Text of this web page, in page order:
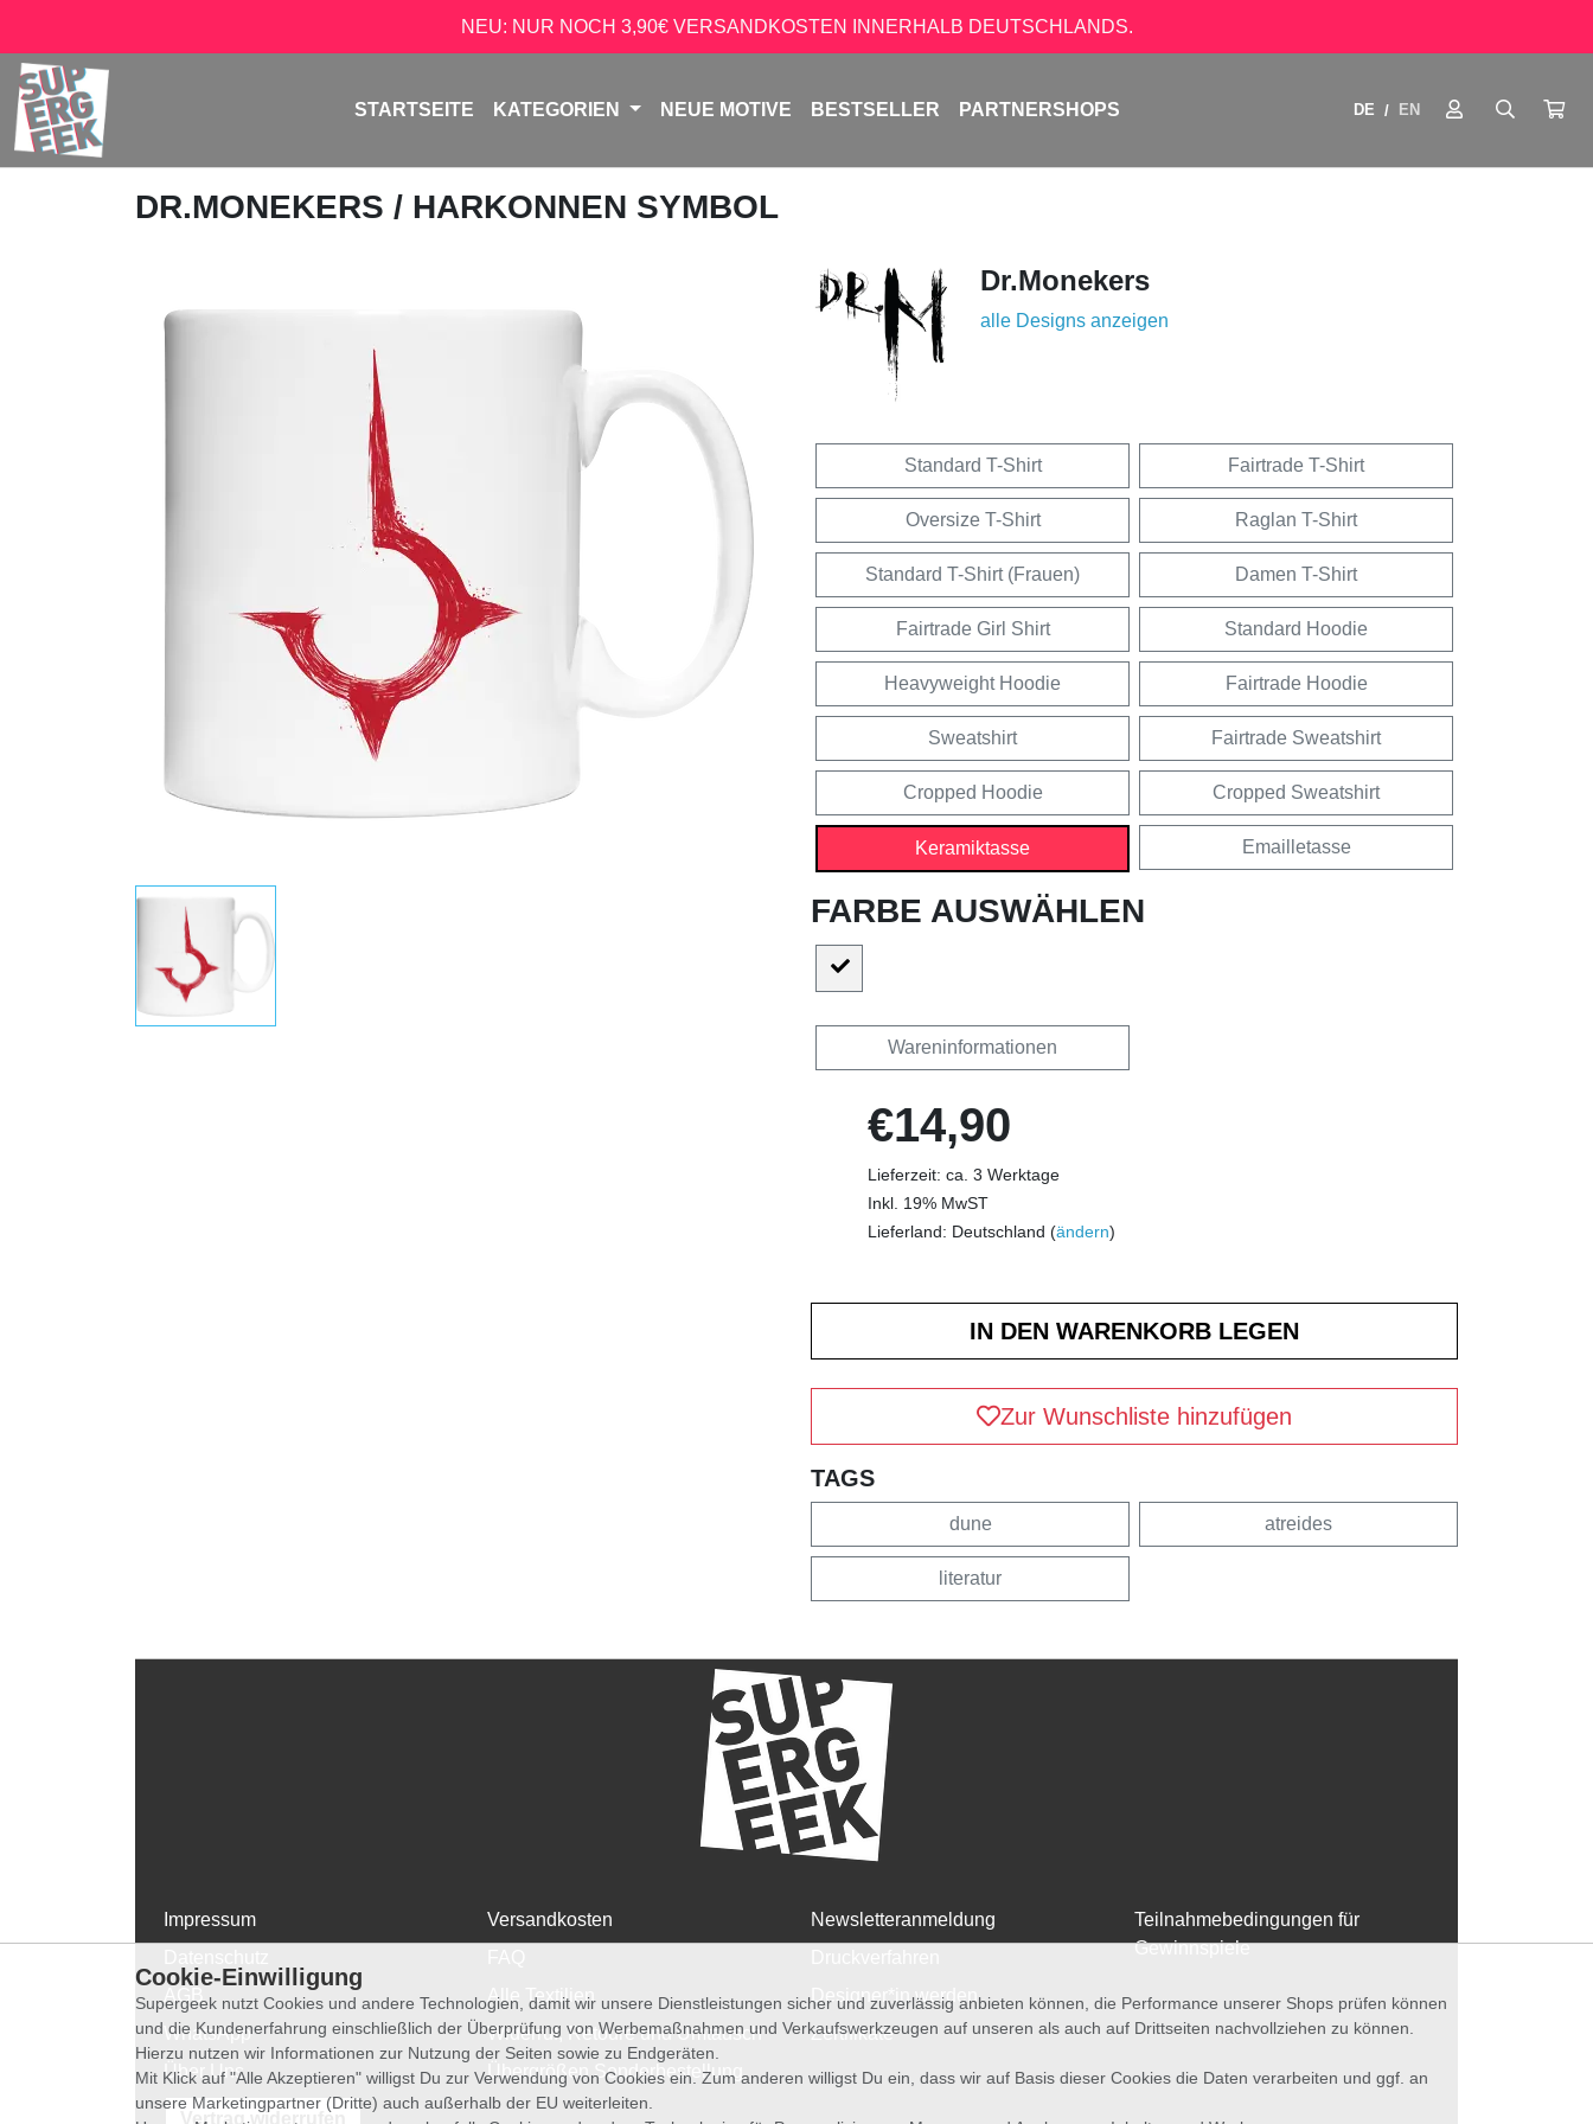
NEU: NUR NOCH 3,90€ VERSANDKOSTEN INNERHALB DEUTSCHLANDS.
STARTSEITE KATEGORIEN NEUE MOTIVE BESTSELLER PARTNERSHOPS DE / EN
DR.MONEKERS / HARKONNEN SYMBOL
Dr.Monekers
alle Designs anzeigen
Standard T-Shirt Fairtrade T-Shirt
Oversize T-Shirt Raglan T-Shirt
Standard T-Shirt (Frauen) Damen T-Shirt
Fairtrade Girl Shirt Standard Hoodie
Heavyweight Hoodie Fairtrade Hoodie
Sweatshirt Fairtrade Sweatshirt
Cropped Hoodie Cropped Sweatshirt
Keramiktasse Emailletasse
FARBE AUSWÄHLEN
Wareninformationen
€14,90
Lieferzeit: ca. 3 Werktage
Inkl. 19% MwST
Lieferland: Deutschland (ändern)
Zur Wunschliste hinzufügen
TAGS
dune atreides
literatur
Impressum
WhatsApp
Über Uns
Versandkosten
Alle Textilien
Widerruf, Retoure und Umtausch
Übergrößen Sonderbestellung
Newsletteranmeldung
Designer*in werden
Zertifikate
Teilnahmebedingungen für
Gewinnspiele
Vertrag widerrufen
Cookie-Einwilligung
Supergeek nutzt Cookies und andere Technologien, damit wir unsere Dienstleistungen sicher und zuverlässig anbieten können, die Performance unserer Shops prüfen können
und die Kundenerfahrung einschließlich der Überprüfung von Werbemaßnahmen und Verkaufswerkzeugen auf unseren als auch auf Drittseiten nachvollziehen zu können.
Hierzu nutzen wir Informationen zur Nutzung der Seiten sowie zu Endgeräten.
Mit Klick auf "Alle Akzeptieren" willigst Du zur Verwendung von Cookies ein. Zum anderen willigst Du ein, dass wir auf Basis dieser Cookies die Daten verarbeiten und ggf. an
unsere Marketingpartner (Dritte) auch außerhalb der EU weiterleiten.